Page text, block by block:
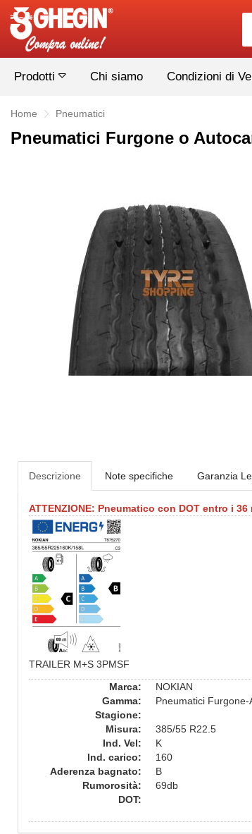
Prodotti Chi siamo Condizioni di
Home Pneumatici
Pneumatici Furgone o
Descrizione Note specifiche Garanzia
ATTENZIONE: Pneumatico con DOT entro i 36
TRAILER M+S 3PMSF
Marca:
NOKIAN
Gamma:
Pneumatici Furgone-
Stagione:
Misura:
385/55 R22.5
Ind. Vel:
K
Ind. carico:
160
Aderenza bagnato:
B
Rumorosità:
69db
DOT: